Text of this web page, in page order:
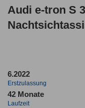
Audi e-tron S
6.2022
Erstzulassung
42 Monate
Laufzeit